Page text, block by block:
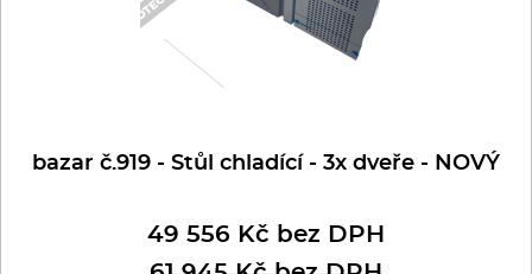
bazar č.919 - Stůl chladící - 3x dveře - NOVÝ
49 556 Kč bez DPH